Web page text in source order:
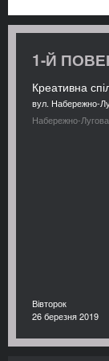
1-Й
Креативна
вул. Набережно-
Набережно-
Вівторок
26 березня 2019